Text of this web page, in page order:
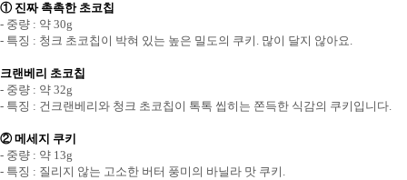
① 진짜 촉촉한 초코칩
- 중량 : 약 30g
- 특징 : 청크 초코칩이 박혀 있는 높은 밀도의 쿠키. 많이 달지 않아요.
크랜베리 초코칩
- 중량 : 약 32g
- 특징 : 건크랜베리와 청크 초코칩이 톡톡 씹히는 쫀득한 식감의 쿠키입니다.
② 메세지 쿠키
- 중량 : 약 13g
- 특징 : 질리지 않는 고소한 버터 풍미의 바닐라 맛 쿠키.